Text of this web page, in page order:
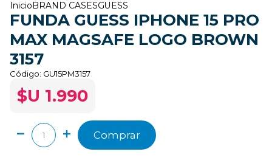
Inicio BRAND CASESGUESS
FUNDA GUESS IPHONE 15 PRO
MAX MAGSAFE LOGO BROWN
3157
Código: GU15PM3157
$U 1.990
Comprar